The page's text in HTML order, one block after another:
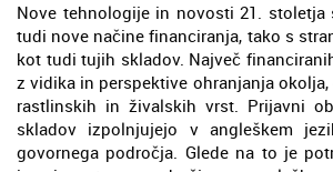
Nove tehnologije in novosti 21.
tudi nove načine financiranja, tako s
kot tudi tujih skladov. Največ
z vidika in perspektive ohranjanja
rastlinskih in živalskih vrst. Prijavni
skladov izpolnjujejo v angleškem
govornega področja. Glede na to je